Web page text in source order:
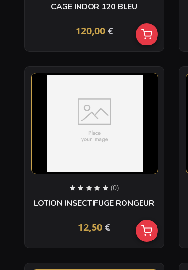
CAGE INDOR 120 BLEU
120,00€
(0)
LOTION INSECTIFUGE RONGEUR
12,50€